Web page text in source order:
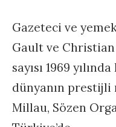
Gazeteci ve
Gault ve
sayısı 1969
dünyanın
Millau, Sözen